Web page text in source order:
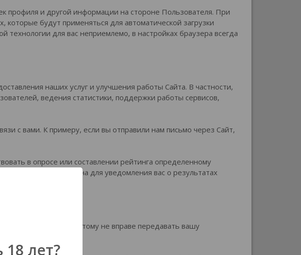
профиля и другой информации на стороне Пользователя. При
будут применяться для автоматической загрузки
технологии для вас неприемлемо, в настройках браузера всегда
наших услуг и улучшения работы Сайта. В частности,
ведения статистики, поддержки работы сервисов,
с вами. К примеру, если вы отправили нам письмо через Сайт,
в опросе или составлении рейтинга определенному
быть использована для уведомления вас о результатах
поэтому не вправе передавать вашу
описанных в п. 4.2.
лет?